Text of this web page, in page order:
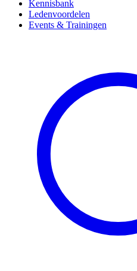
Kennisbank
Ledenvoordelen
Events & Trainingen